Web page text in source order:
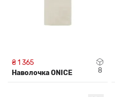
₴ 1 365
Наволочка ONICE
8